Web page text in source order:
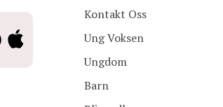
Kontakt Oss
Ung Voksen
Ungdom
Barn